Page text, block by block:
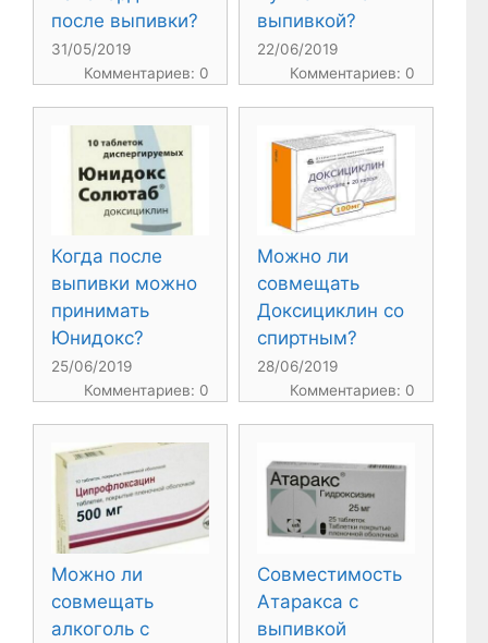
после выпивки?
31/05/2019
Комментариев: 0
выпивкой?
22/06/2019
Комментариев: 0
Когда после
выпивки можно
принимать
Юнидокс?
25/06/2019
Комментариев: 0
Можно ли
совмещать
Доксициклин со
спиртным?
28/06/2019
Комментариев: 0
Можно ли
совмещать
алкоголь с
Совместимость
Атаракса с
выпивкой